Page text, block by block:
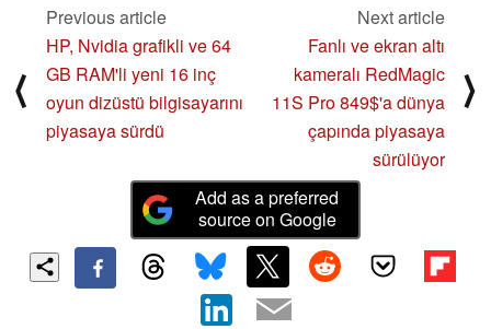
⟨
Previous article
HP, Nvidia grafikli ve 64
GB RAM'li yeni 16 inç
oyun dizüstü bilgisayarını
piyasaya sürdü
Next article
Fanlı ve ekran altı
kameralı RedMagic
11S Pro 849$'a dünya
çapında piyasaya
sürülüyor
⟩
Add as a preferred
source on Google